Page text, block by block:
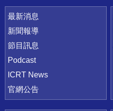
最新消息
新聞報導
節目訊息
Podcast
ICRT News
官網公告